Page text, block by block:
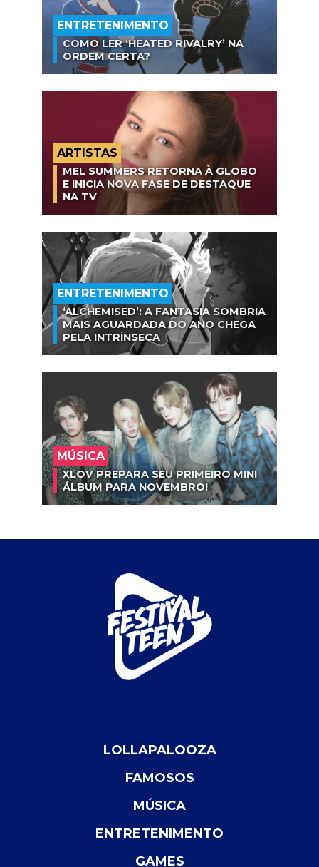
ENTRETENIMENTO
COMO LER ‘HEATED RIVALRY’ NA
ORDEM CERTA?
ARTISTAS
MEL SUMMERS RETORNA À GLOBO
E INICIA NOVA FASE DE DESTAQUE
NA TV
ENTRETENIMENTO
‘ALCHEMISED’: A FANTASIA SOMBRIA
MAIS AGUARDADA DO ANO CHEGA
PELA INTRÍNSECA
MÚSICA
XLOV PREPARA SEU PRIMEIRO MINI
ÁLBUM PARA NOVEMBRO!
LOLLAPALOOZA
FAMOSOS
MÚSICA
ENTRETENIMENTO
GAMES